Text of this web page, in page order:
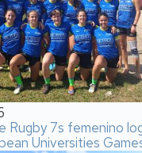
Rugby 7s femenino
Universities